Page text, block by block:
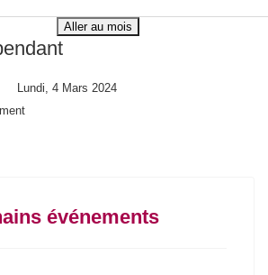
Aller au mois
Lundi, 4 Mars 2024
événements